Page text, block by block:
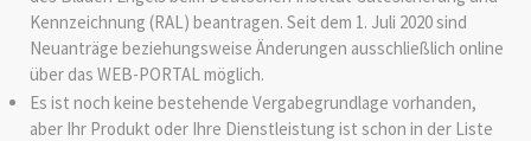
Kennzeichnung (RAL) beantragen. Seit dem 1. Juli 2020 sind
Neuanträge beziehungsweise Änderungen ausschließlich online
über das WEB-PORTAL möglich.
Es ist noch keine bestehende Vergabegrundlage vorhanden,
aber Ihr Produkt oder Ihre Dienstleistung ist schon in der Liste